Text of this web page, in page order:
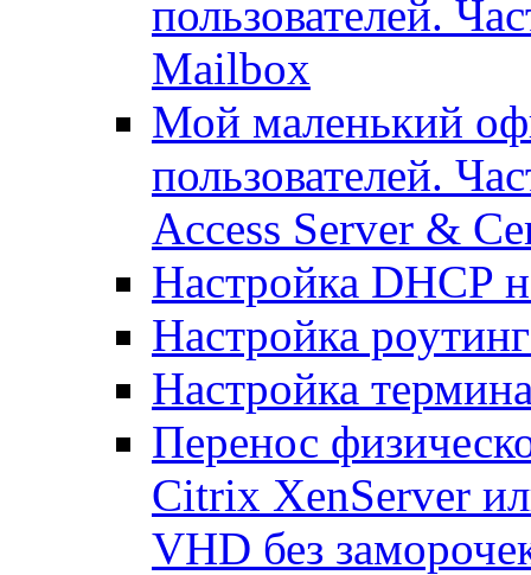
пользователей.
Mailbox
Мой маленький
пользователей.
Access Server &
Настройка DHCP
Настройка
Настройка
Перенос
Citrix XenServer
VHD без